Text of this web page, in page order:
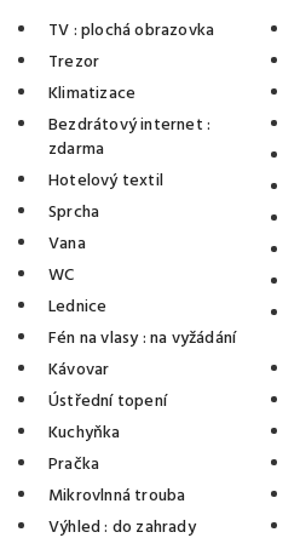
TV : plochá obrazovka
Trezor
Klimatizace
Bezdrátový internet:
zdarma
Hotelový textil
Sprcha
Vana
WC
Lednice
Fén na vlasy : na vyžádání
Kávovar
Ústřední topení
Kuchyňka
Pračka
Mikrovlnná trouba
Výhled : do zahrady